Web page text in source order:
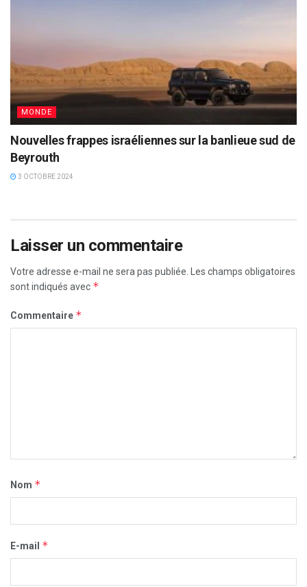
MONDE
Nouvelles frappes israéliennes sur la banlieue sud de
Beyrouth
3 OCTOBRE 2024
Laisser un commentaire
Votre adresse e-mail ne sera pas publiée.
Les champs obligatoires
sont indiqués avec *
Commentaire *
Nom *
E-mail *